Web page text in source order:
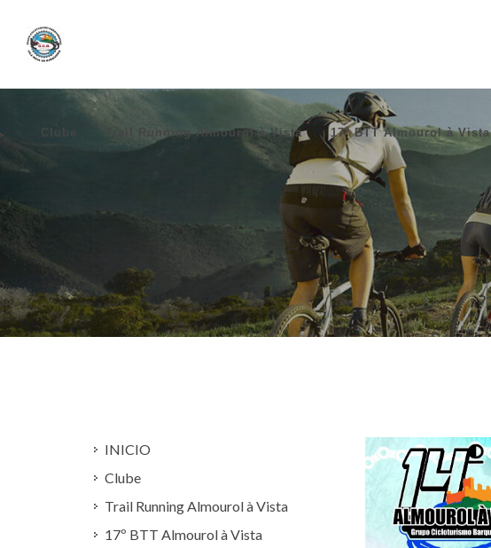
Clube Trail Running Almourol à Vista 17º BTT Almourol à Vista
INICIO
Clube
Trail Running Almourol à Vista
17º BTT Almourol à Vista